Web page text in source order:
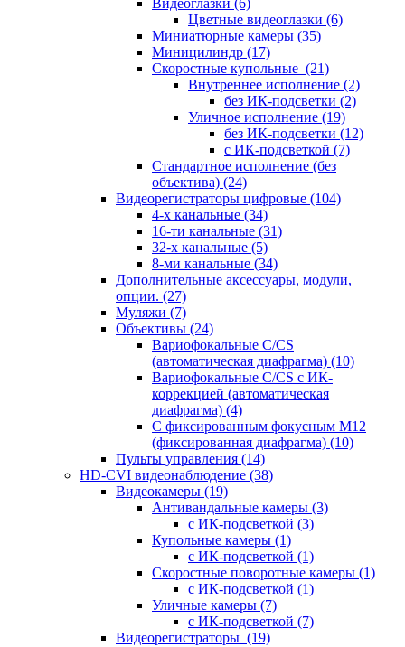
Видеоглазки (6)
Цветные видеоглазки (6)
Миниатюрные камеры (35)
Миницилиндр (17)
Скоростные купольные (21)
Внутреннее исполнение (2)
без ИК-подсветки (2)
Уличное исполнение (19)
без ИК-подсветки (12)
с ИК-подсветкой (7)
Стандартное исполнение (без
объектива) (24)
Видеорегистраторы цифровые (104)
4-х канальные (34)
16-ти канальные (31)
32-х канальные (5)
8-ми канальные (34)
Дополнительные аксессуары, модули,
опции. (27)
Муляжи (7)
Объективы (24)
Вариофокальные C/CS
(автоматическая диафрагма) (10)
Вариофокальные C/CS с ИК-
коррекцией (автоматическая
диафрагма) (4)
С фиксированным фокусным М12
(фиксированная диафрагма) (10)
Пульты управления (14)
HD-CVI видеонаблюдение (38)
Видеокамеры (19)
Антивандальные камеры (3)
с ИК-подсветкой (3)
Купольные камеры (1)
с ИК-подсветкой (1)
Скоростные поворотные камеры (1)
с ИК-подсветкой (1)
Уличные камеры (7)
с ИК-подсветкой (7)
Видеорегистраторы (19)